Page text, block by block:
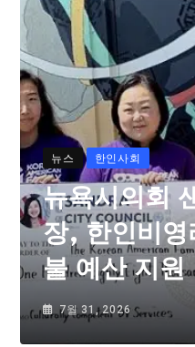
뉴스 한인사회
뉴욕시의회
장, 한인비
불 예산 지원
7월 31, 2026